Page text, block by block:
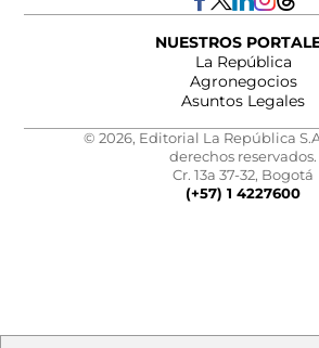
NUESTROS
La República
Agronegocios
Asuntos Legales
© 2026, Editorial La República
derechos reservados.
Cr. 13a 37-32, Bogotá
(+57) 1 4227600